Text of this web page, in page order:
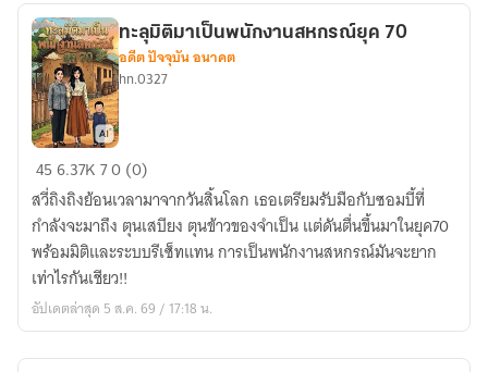
ทะลุ
มิติ
มา
เป็น
พนักงาน
สหกรณ์
ยุค
ทะลุมิติมาเป็นพนักงานสหกรณ์ยุค 70
อดีต ปัจจุบัน อนาคต
hn.0327
456.37K70 (0)
สวี่ถิงถิงย้อนเวลามาจากวันสิ้นโลก เธอเตรียมรับมือกับซอมบี้ที่
กำลังจะมาถึง ตุนเสบียง ตุนข้าวของจำเป็น แต่ดันตื่นขึ้นมาในยุค70
พร้อมมิติและระบบรีเซ็ทแทน การเป็นพนักงานสหกรณ์มันจะยาก
เท่าไรกันเชียว!!
อัปเดตล่าสุด 5 ส.ค. 69 / 17:18 น.